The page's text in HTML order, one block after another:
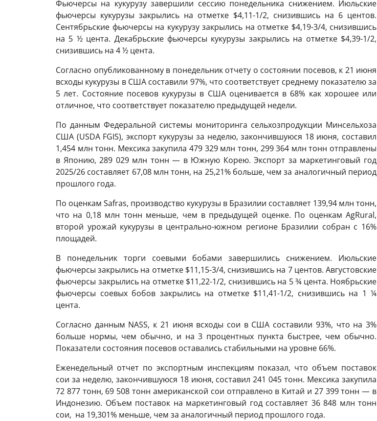
Фьючерсы на кукурузу завершили сессию понедельника снижением. Июльские
фьючерсы кукурузы закрылись на отметке $4,11-1/2, снизившись на 6 центов.
Сентябрьские фьючерсы на кукурузу закрылись на отметке $4,19-3/4, снизившись
на 5 ½ цента. Декабрьские фьючерсы кукурузы закрылись на отметке $4,39-1/2,
снизившись на 4 ½ цента.
Согласно опубликованному в понедельник отчету о состоянии посевов, к 21 июня
всходы кукурузы в США составили 97%, что соответствует среднему показателю за
5 лет. Состояние посевов кукурузы в США оценивается в 68% как хорошее или
отличное, что соответствует показателю предыдущей недели.
По данным Федеральной системы мониторинга сельхозпродукции Минсельхоза
США (USDA FGIS), экспорт кукурузы за неделю, закончившуюся 18 июня, составил
1,454 млн тонн. Мексика закупила 479 329 млн тонн, 299 364 млн тонн отправлены
в Японию, 289 029 млн тонн — в Южную Корею. Экспорт за маркетинговый год
2025/26 составляет 67,08 млн тонн, на 25,21% больше, чем за аналогичный период
прошлого года.
По оценкам Safras, производство кукурузы в Бразилии составляет 139,94 млн тонн,
что на 0,18 млн тонн меньше, чем в предыдущей оценке. По оценкам AgRural,
второй урожай кукурузы в центрально-южном регионе Бразилии собран с 16%
площадей.
В понедельник торги соевыми бобами завершились снижением. Июльские
фьючерсы закрылись на отметке $11,15-3/4, снизившись на 7 центов. Августовские
фьючерсы закрылись на отметке $11,22-1/2, снизившись на 5 ¾ цента. Ноябрьские
фьючерсы соевых бобов закрылись на отметке $11,41-1/2, снизившись на 1 ¼
цента.
Согласно данным NASS, к 21 июня всходы сои в США составили 93%, что на 3%
больше нормы, чем обычно, и на 3 процентных пункта быстрее, чем обычно.
Показатели состояния посевов оставались стабильными на уровне 66%.
Еженедельный отчет по экспортным инспекциям показал, что объем поставок
сои за неделю, закончившуюся 18 июня, составил 241 045 тонн. Мексика закупила
72 877 тонн, 69 508 тонн американской сои отправлено в Китай и 27 399 тонн — в
Индонезию. Объем поставок на маркетинговый год составляет 36 848 млн тонн
сои, на 19,301% меньше, чем за аналогичный период прошлого года.